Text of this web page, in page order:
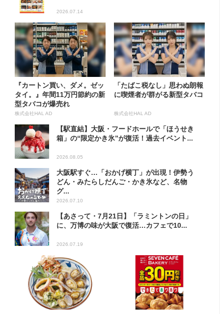
2026.07.14
『カートン買い、ダメ。ゼッ
タイ。』年間11万円節約の新
型タバコが爆売れ
株式会社HAL AD
「たばこ税なし」思わぬ朗報
に喫煙者が群がる新型タバコ
株式会社HAL AD
【駅直結】大阪・フードホールで「ほうせき
箱」の“限定かき氷”が復活！過去イベント...
2026.08.05
大阪駅すぐ…「おかげ横丁」が出現！伊勢う
どん・みたらしだんご・かき氷など、名物
グ...
2026.07.10
【あさって・7月21日】「ラミントンの日」
に、万博の味が大阪で復活…カフェで10...
2026.07.19